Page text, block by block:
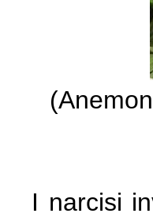
I narcisi